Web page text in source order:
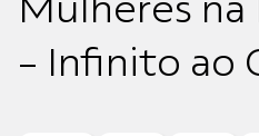
- Infinito ao